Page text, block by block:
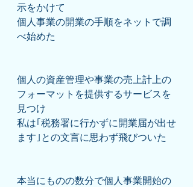
示をかけて
個人事業の開業の手順をネットで調
べ始めた
個人の資産管理や事業の売上計上の
フォーマットを提供するサービスを
見つけ
私は｢税務署に行かずに開業届が出せ
ます｣との文言に思わず飛びついた
本当にものの数分で個人事業開始の